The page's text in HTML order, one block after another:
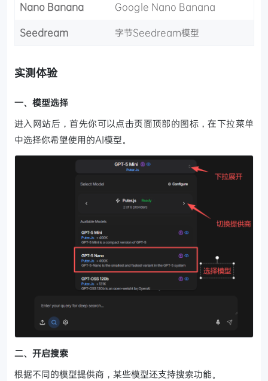
Nano Banana Google Nano Banana
Seedream 字节Seedream模型
实测体验
一、模型选择
进入网站后，首先你可以点击页面顶部的图标，在下拉菜单
中选择你希望使用的AI模型。
二、开启搜索
根据不同的模型提供商，某些模型还支持搜索功能。